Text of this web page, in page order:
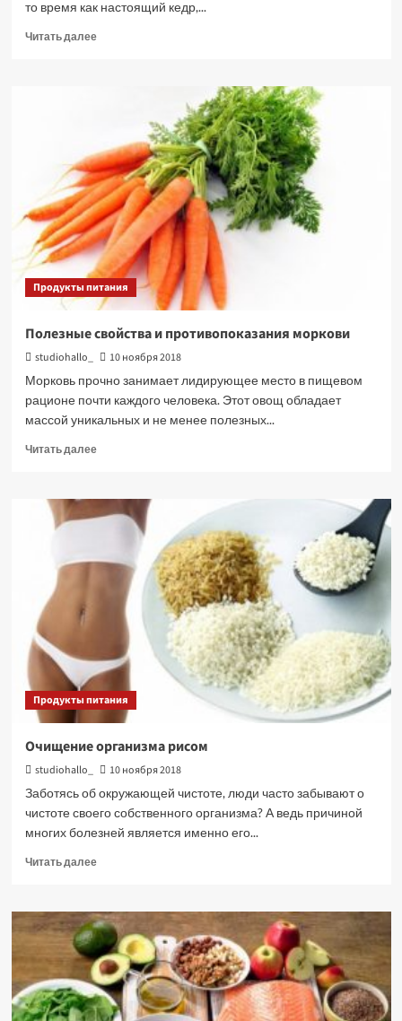
то время как настоящий кедр,...
Читать далееПрочитать
вред
Продукты питания
Полезные свойства и противопоказания моркови
studiohallo_
10 ноября 2018
Морковь прочно занимает лидирующее место в пищевом
рационе почти каждого человека. Этот овощ обладает
массой уникальных и не менее полезных...
Читать далееПрочитать
Полезные
свойства
противопоказания
моркови
Продукты питания
Очищение организма рисом
studiohallo_
10 ноября 2018
Заботясь об окружающей чистоте, люди часто забывают о
чистоте своего собственного организма? А ведь причиной
многих болезней является именно его...
Читать далееПрочитать
Очищение
организма
рисом